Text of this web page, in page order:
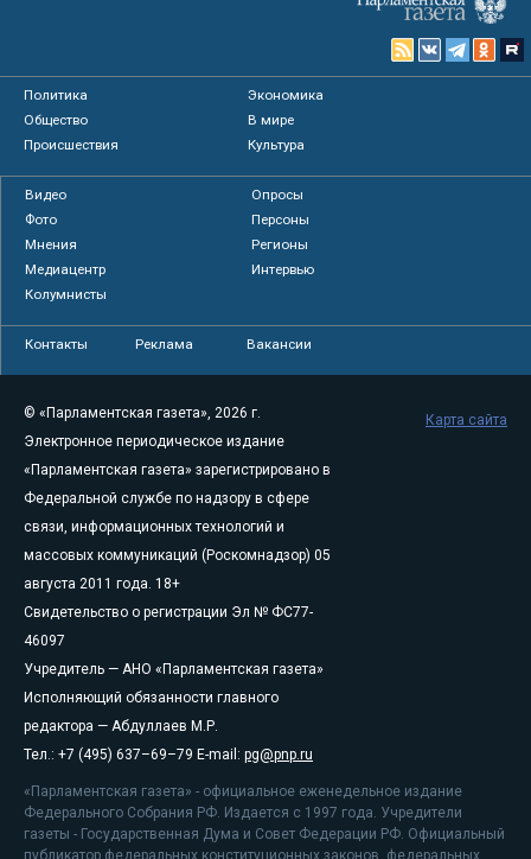
Политика
Экономика
Общество
В мире
Происшествия
Культура
Видео
Опросы
Фото
Персоны
Мнения
Регионы
Медиацентр
Интервью
Колумнисты
Контакты Реклама Вакансии
© «Парламентская газета», 2026 г.
Электронное периодическое издание
«Парламентская газета» зарегистрировано в
Федеральной службе по надзору в сфере
связи, информационных технологий и
массовых коммуникаций (Роскомнадзор) 05
августа 2011 года. 18+
Свидетельство о регистрации Эл № ФС77-
46097
Учредитель — АНО «Парламентская газета»
Исполняющий обязанности главного
редактора — Абдуллаев М.Р.
Тел.: +7 (495) 637–69–79 E-mail: pg@pnp.ru
«Парламентская газета» - официальное еженедельное издание
Федерального Собрания РФ. Издается с 1997 года. Учредители
газеты - Государственная Дума и Совет Федерации РФ. Официальный
публикатор федеральных конституционных законов, федеральных
Карта сайта